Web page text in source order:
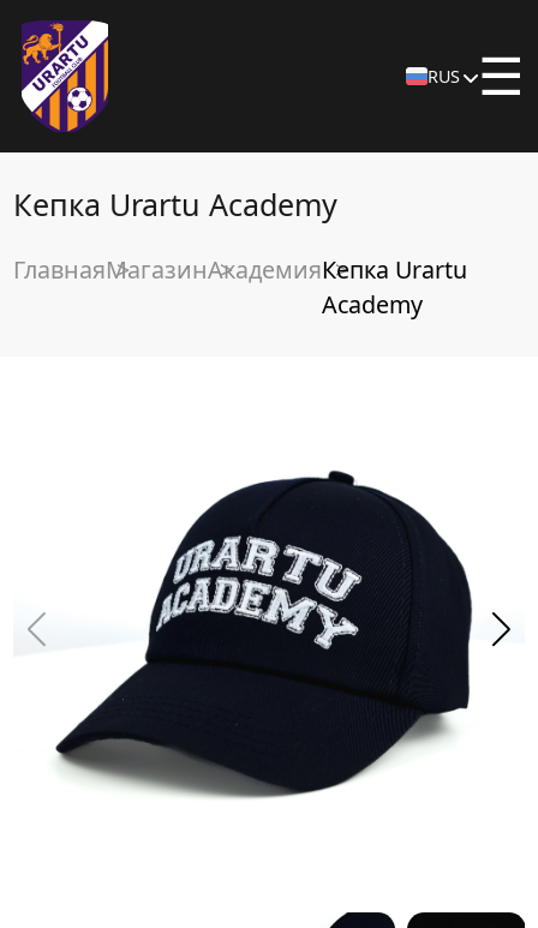
RUS ☰
Кепка Urartu Academy
ГлавнаяМагазинАкадемияКепка Urartu
Academy